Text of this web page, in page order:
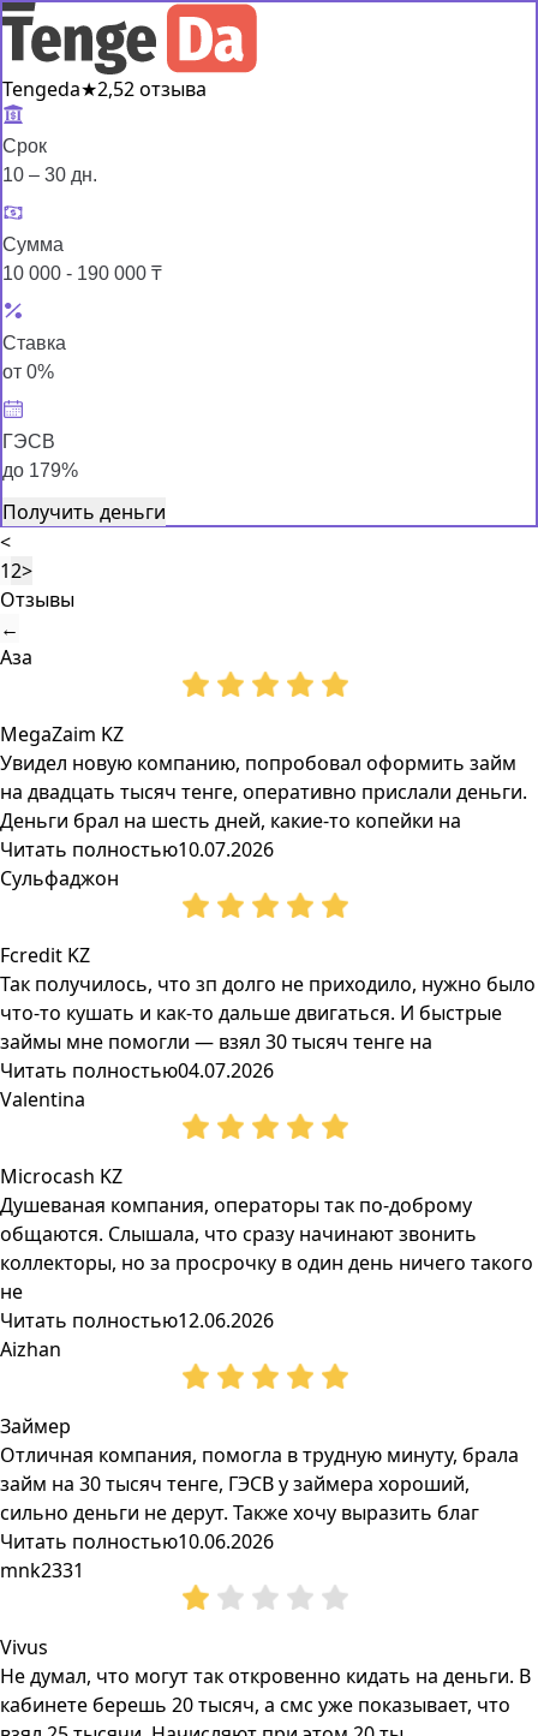
Tengeda★2,52 отзыва
Срок
10 – 30 дн.
Сумма
10 000 - 190 000 ₸
Ставка
от 0%
ГЭСВ
до 179%
Получить деньги
<
12>
Отзывы
←
Аза
MegaZaim KZ
Увидел новую компанию, попробовал оформить займ
на двадцать тысяч тенге, оперативно прислали деньги.
Деньги брал на шесть дней, какие-то копейки на
Читать полностью10.07.2026
Сульфаджон
Fcredit KZ
Так получилось, что зп долго не приходило, нужно было
что-то кушать и как-то дальше двигаться. И быстрые
займы мне помогли — взял 30 тысяч тенге на
Читать полностью04.07.2026
Valentina
Microcash KZ
Душеваная компания, операторы так по-доброму
общаются. Слышала, что сразу начинают звонить
коллекторы, но за просрочку в один день ничего такого
не
Читать полностью12.06.2026
Aizhan
Займер
Отличная компания, помогла в трудную минуту, брала
займ на 30 тысяч тенге, ГЭСВ у займера хороший,
сильно деньги не дерут. Также хочу выразить благ
Читать полностью10.06.2026
mnk2331
Vivus
Не думал, что могут так откровенно кидать на деньги. В
кабинете берешь 20 тысяч, а смс уже показывает, что